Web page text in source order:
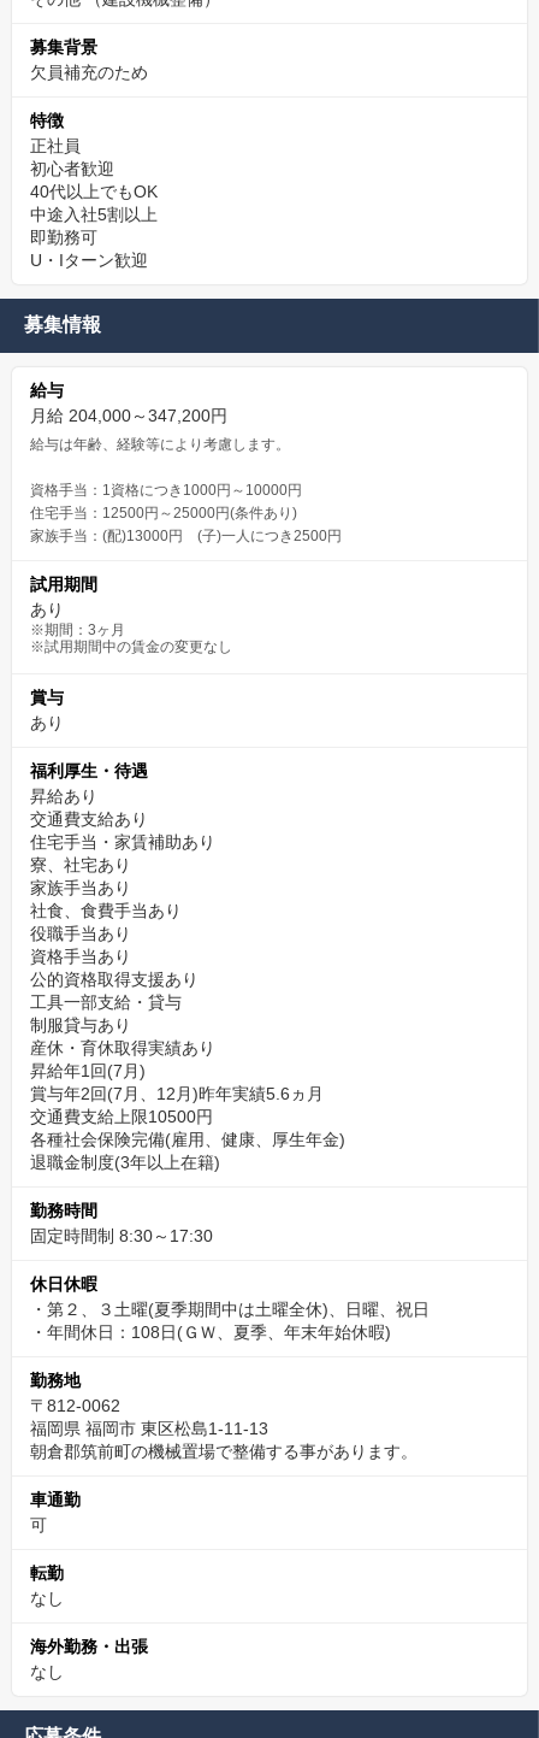
募集背景
欠員補充のため
特徴
正社員
初心者歓迎
40代以上でもOK
中途入社5割以上
即勤務可
U・Iターン歓迎
募集情報
給与
月給 204,000～347,200円
給与は年齢、経験等により考慮します。
資格手当：1資格につき1000円～10000円
住宅手当：12500円～25000円(条件あり)
家族手当：(配)13000円 (子)一人につき2500円
試用期間
あり
※期間：3ヶ月
※試用期間中の賃金の変更なし
賞与
あり
福利厚生・待遇
昇給あり
交通費支給あり
住宅手当・家賃補助あり
寮、社宅あり
家族手当あり
社食、食費手当あり
役職手当あり
資格手当あり
公的資格取得支援あり
工具一部支給・貸与
制服貸与あり
産休・育休取得実績あり
昇給年1回(7月)
賞与年2回(7月、12月)昨年実績5.6ヵ月
交通費支給上限10500円
各種社会保険完備(雇用、健康、厚生年金)
退職金制度(3年以上在籍)
勤務時間
固定時間制 8:30～17:30
休日休暇
・第２、３土曜(夏季期間中は土曜全休)、日曜、祝日
・年間休日：108日(ＧＷ、夏季、年末年始休暇)
勤務地
〒812-0062
福岡県 福岡市 東区松島1-11-13
朝倉郡筑前町の機械置場で整備する事があります。
車通勤
可
転勤
なし
海外勤務・出張
なし